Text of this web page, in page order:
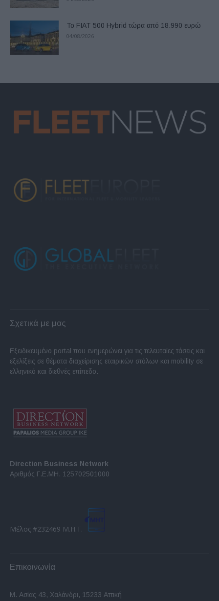
Το FIAT 500 Hybrid τώρα από 18.990 ευρώ
04/08/2026
Σχετικά με μας
Εξειδικευμένο portal που ενημερώνει για τις τελευταίες τάσεις και
εξελίξεις σε θέματα διαχείρισης εταιρικών στόλων και mobility σε
ελληνικό και διεθνές επίπεδο.
Direction Business Network
Αριθμός Γ.Ε.ΜΗ. 125702501000
Μέλος #232469 Μ.Η.Τ.
Επικοινωνία
Μ. Ασίας 43, Χαλάνδρι, 15233 Αττική